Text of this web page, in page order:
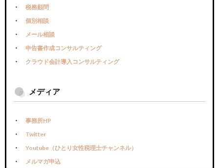
税務顧問
個別相談
メール相談
申告書作成コンサルティング
クラウド会計導入コンサルティング
メディア
事務所HP
Twitter
Youtube（ひとり女性税理士チャンネル）
メルマガ申込